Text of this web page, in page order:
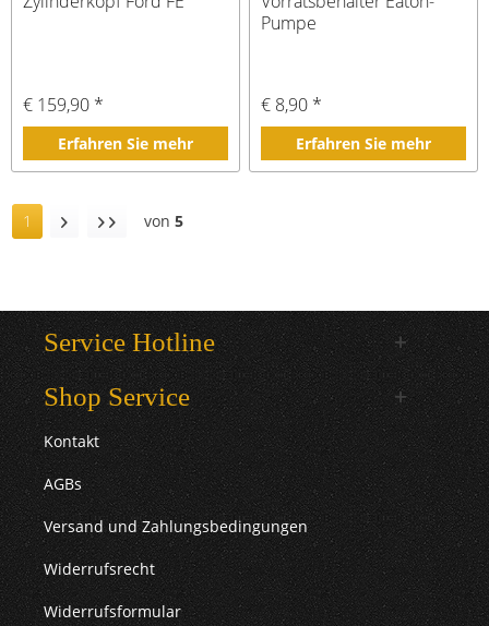
€ 159,90 *
Erfahren Sie mehr
Pumpe
€ 8,90 *
Erfahren Sie mehr
1 von 5
Service Hotline
Shop Service
Kontakt
AGBs
Versand und Zahlungsbedingungen
Widerrufsrecht
Widerrufsformular